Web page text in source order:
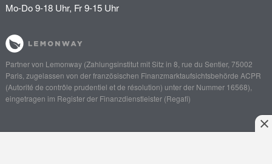
Mo-Do 9-18 Uhr, Fr 9-15 Uhr
Partner von Lemonway(Zahlungsinstitut mit Sitz in 8, rue du Sentier, 75002
Paris, zugelassen von der französischen Finanzmarktaufsichtsbehörde ACPR
(Autorité de contrôle prudentiel et de résolution) unter der Nummer 16568),
eingetragen im Register der Finanzdienstleister (Regafi)